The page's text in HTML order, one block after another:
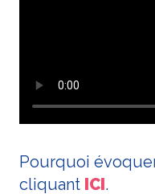
Pourquoi
cliquant ICI.